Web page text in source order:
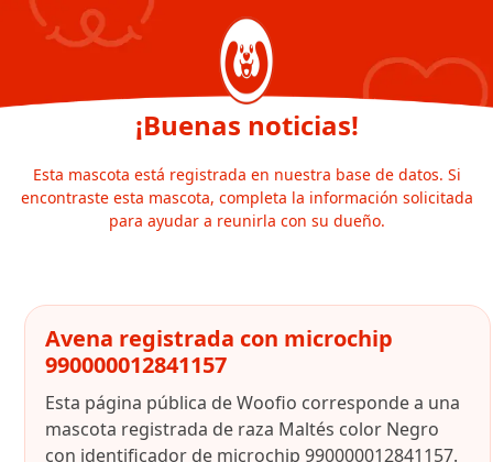
¡Buenas noticias!
Esta mascota está registrada en nuestra base de datos. Si
encontraste esta mascota, completa la información solicitada
para ayudar a reunirla con su dueño.
Avena registrada con microchip
990000012841157
Esta página pública de Woofio corresponde a una
mascota registrada de raza Maltés color Negro
con identificador de microchip 990000012841157.